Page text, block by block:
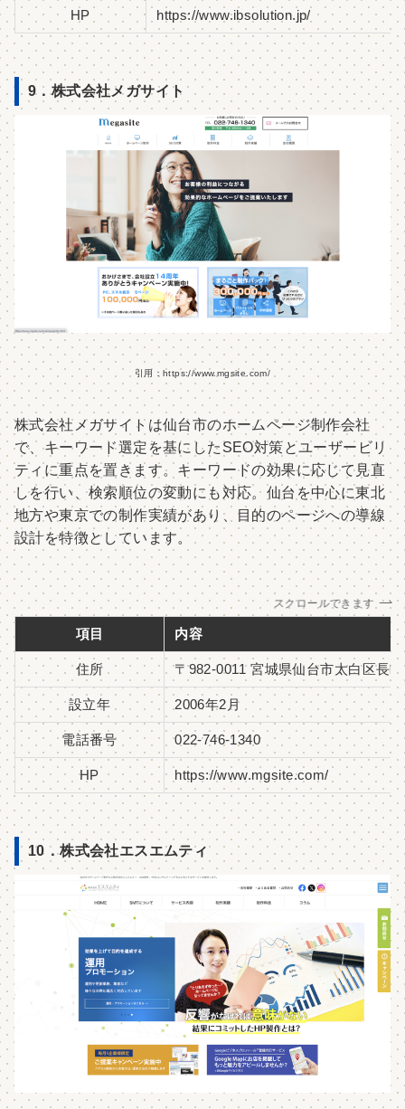
HP https://www.ibsolution.jp/
9．株式会社メガサイト
引用：https://www.mgsite.com/
株式会社メガサイトは仙台市のホームページ制作会社
で、キーワード選定を基にしたSEO対策とユーザービリ
ティに重点を置きます。キーワードの効果に応じて見直
しを行い、検索順位の変動にも対応。仙台を中心に東北
地方や東京での制作実績があり、目的のページへの導線
設計を特徴としています。
スクロールできます
項目 内容
住所 〒982-0011 宮城県仙台市太白区長
設立年 2006年2月
電話番号 022-746-1340
HP https://www.mgsite.com/
10．株式会社エスエムティ